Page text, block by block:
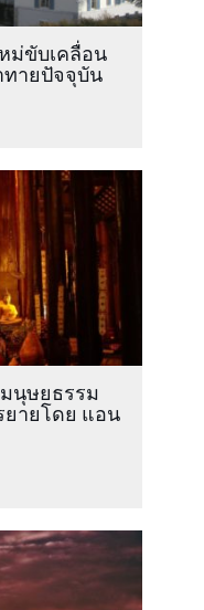
ม่ขับเคลื่อน
ทายปัจจุบัน
นุษยธรรม
ยายโดย แอน